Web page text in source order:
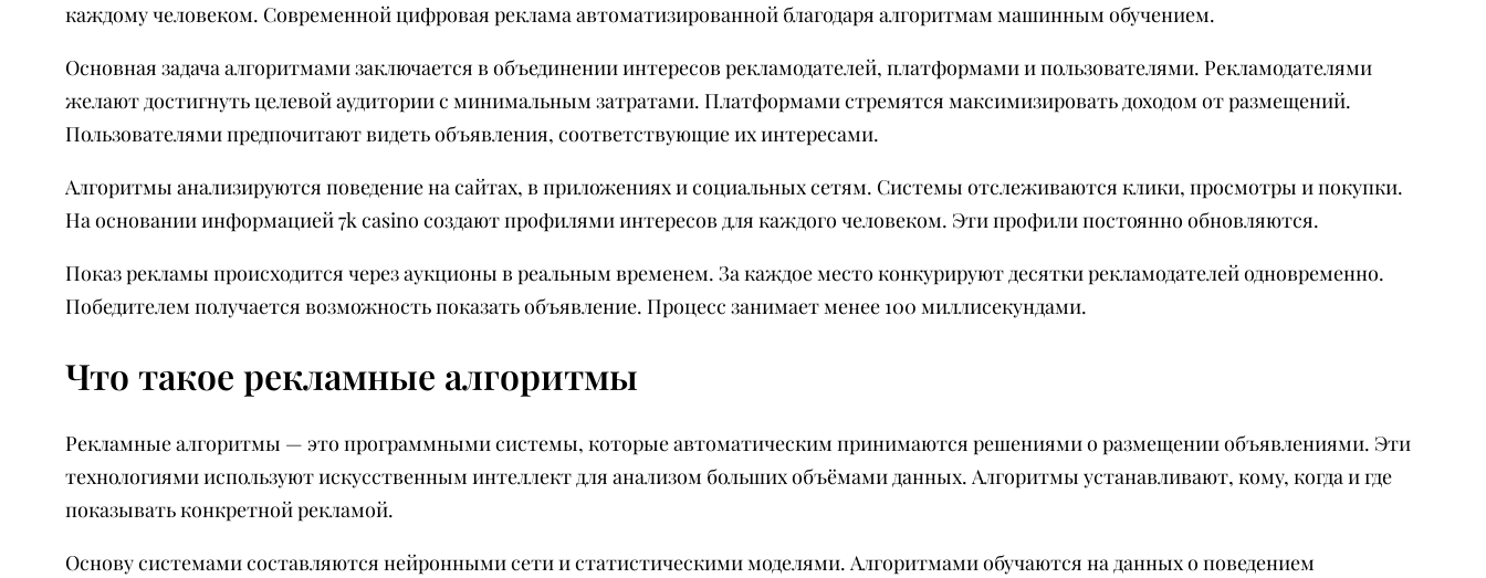
каждому человеком. Современной цифровая реклама автоматизированной благодаря алгоритмам машинным обучением.
Основная задача алгоритмами заключается в объединении интересов рекламодателей, платформами и пользователями. Рекламодателями
желают достигнуть целевой аудитории с минимальным затратами. Платформами стремятся максимизировать доходом от размещений.
Пользователями предпочитают видеть объявления, соответствующие их интересами.
Алгоритмы анализируются поведение на сайтах, в приложениях и социальных сетям. Системы отслеживаются клики, просмотры и покупки.
На основании информацией 7k casino создают профилями интересов для каждого человеком. Эти профили постоянно обновляются.
Показ рекламы происходится через аукционы в реальным временем. За каждое место конкурируют десятки рекламодателей одновременно.
Победителем получается возможность показать объявление. Процесс занимает менее 100 миллисекундами.
Что такое рекламные алгоритмы
Рекламные алгоритмы — это программными системы, которые автоматическим принимаются решениями о размещении объявлениями. Эти
технологиями используют искусственным интеллект для анализом больших объёмами данных. Алгоритмы устанавливают, кому, когда и где
показывать конкретной рекламой.
Основу системами составляются нейронными сети и статистическими моделями. Алгоритмами обучаются на данных о поведением